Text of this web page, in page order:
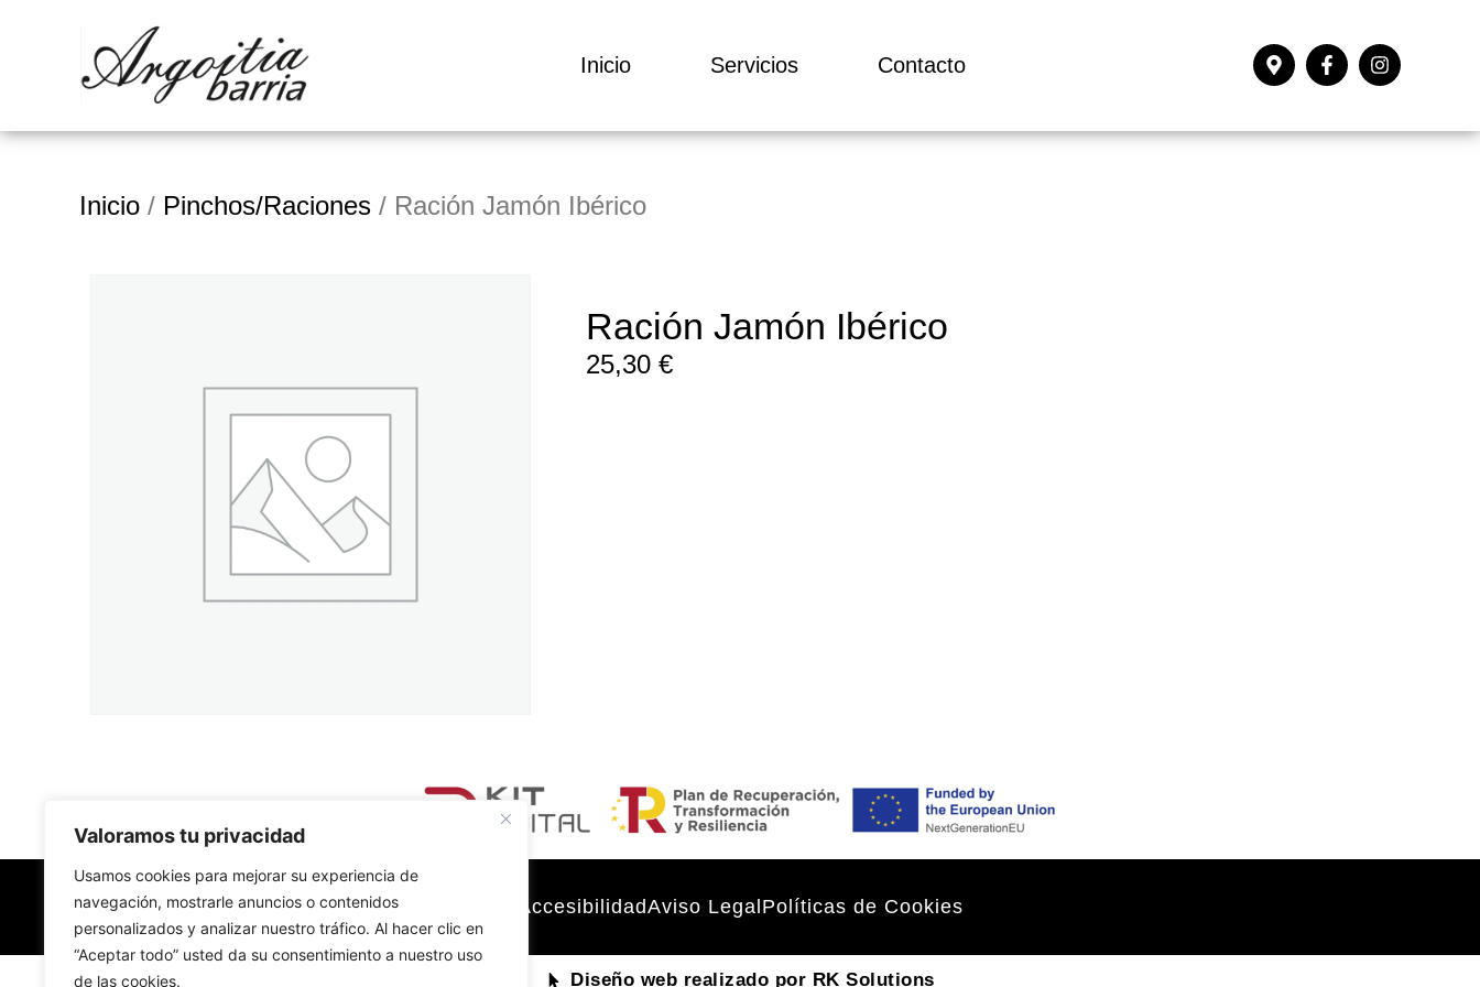
Valoramos tu privacidad
Usamos cookies para mejorar su experiencia de
navegación, mostrarle anuncios o contenidos
personalizados y analizar nuestro tráfico. Al hacer clic en
“Aceptar todo” usted da su consentimiento a nuestro uso
de las cookies.
Inicio Servicios Contacto
Inicio / Pinchos/Raciones / Ración Jamón Ibérico
Ración Jamón Ibérico
25,30 €
AccesibilidadAviso Legal Políticas de Cookies
Diseño web realizado por RK Solutions